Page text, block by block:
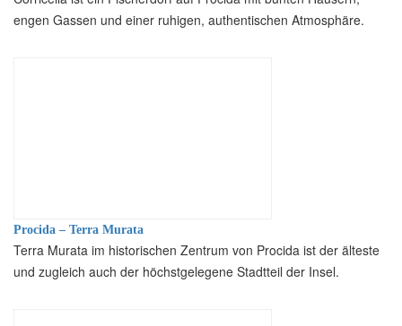
engen Gassen und einer ruhigen, authentischen Atmosphäre.
Procida – Terra Murata
Terra Murata im historischen Zentrum von Procida ist der älteste
und zugleich auch der höchstgelegene Stadtteil der Insel.